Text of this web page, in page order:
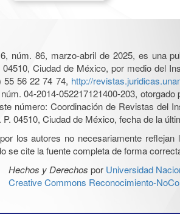
núm. 86, marzo-abril de 2025, es una
Ciudad de México, por medio del
55 56 22 74 74, http://
04-2014-052217121400-203,
número: Coordinación de Revistas del
04510, Ciudad de México, fecha de la
los autores no necesariamente
se cite la fuente completa de forma
Hechos y Derechos por Universidad
Creative Commons Reconocimiento-